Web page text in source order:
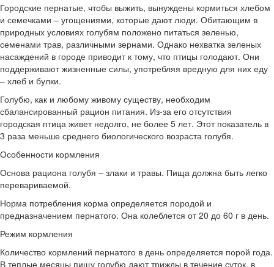
Городские пернатые, чтобы выжить, вынуждены кормиться хлебом
и семечками – угощениями, которые дают люди. Обитающим в
природных условиях голубям положено питаться зеленью,
семенами трав, различными зернами. Однако нехватка зеленых
насаждений в городе приводит к тому, что птицы голодают. Они
поддерживают жизненные силы, употребляя вредную для них еду
– хлеб и булки.
Голубю, как и любому живому существу, необходим
сбалансированный рацион питания. Из-за его отсутствия
городская птица живет недолго, не более 5 лет. Этот показатель в
3 раза меньше среднего биологического возраста голубя.
Особенности кормления
Основа рациона голубя – злаки и травы. Пища должна быть легко
перевариваемой.
Норма потребления корма определяется породой и
предназначением пернатого. Она колеблется от 20 до 60 г в день.
Режим кормления
Количество кормлений пернатого в день определяется порой года.
В теплые месяцы пищу голубю дают трижды в течение суток, в